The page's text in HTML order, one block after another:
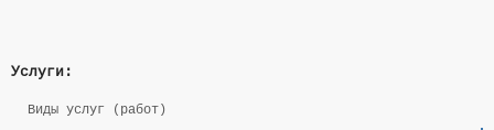
Услуги:
Виды услуг (работ)